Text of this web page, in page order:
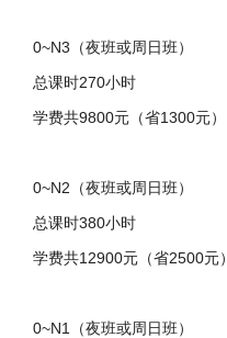
0~N3（夜班或周日班）
总课时270小时
学费共9800元（省1300元）
0~N2（夜班或周日班）
总课时380小时
学费共12900元（省2500元）
0~N1（夜班或周日班）